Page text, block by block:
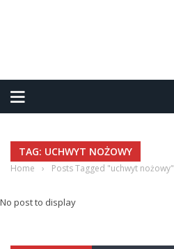
TAG: UCHWYT NOŻOWY
Home › Posts Tagged "uchwyt nożowy"
No post to display